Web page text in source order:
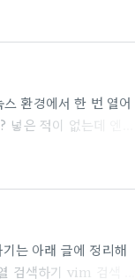
mozi.tistory.com/35
없이, 변경된 결과를
용법 sed [ option ]
환경에서 한 번 열어
은 적이 없는데 엔터
로 볼 수 있다. 우찌 되
아래와 같은 패턴으로
나타낸다. ^M 제거하
는 아래 글에 정리해
색하기 vim 검색 팁